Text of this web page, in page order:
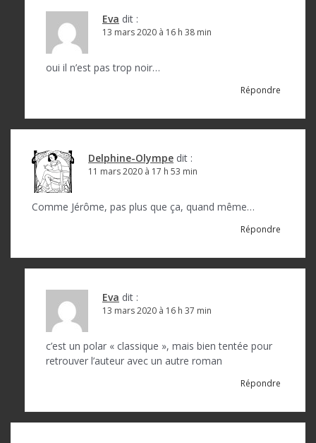
Eva dit :
13 mars 2020 à 16 h 38 min
oui il n’est pas trop noir…
Répondre
Delphine-Olympe dit :
11 mars 2020 à 17 h 53 min
Comme Jérôme, pas plus que ça, quand même…
Répondre
Eva dit :
13 mars 2020 à 16 h 37 min
c’est un polar « classique », mais bien tentée pour
retrouver l’auteur avec un autre roman
Répondre